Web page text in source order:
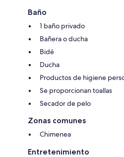
Baño
1 baño privado
Bañera o ducha
Bidé
Ducha
Productos de higiene
Se proporcionan toallas
Secador de pelo
Zonas comunes
Chimenea
Entretenimiento